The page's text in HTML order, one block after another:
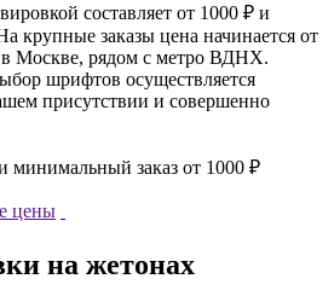
составляет от 1000 ₽ и
крупные заказы цена начинается от
Москве, рядом с метро ВДНХ.
шрифтов осуществляется
присутствии и совершенно
минимальный заказ от 1000 ₽
цены
на жетонах